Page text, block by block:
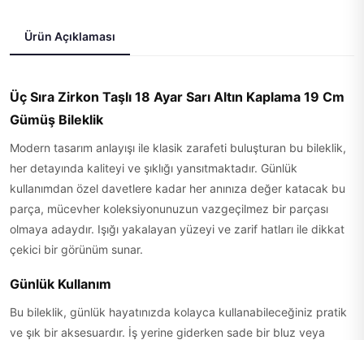
Ürün Açıklaması
Üç Sıra Zirkon Taşlı 18 Ayar Sarı Altın Kaplama 19 Cm
Gümüş Bileklik
Modern tasarım anlayışı ile klasik zarafeti buluşturan bu bileklik,
her detayında kaliteyi ve şıklığı yansıtmaktadır. Günlük
kullanımdan özel davetlere kadar her anınıza değer katacak bu
parça, mücevher koleksiyonunuzun vazgeçilmez bir parçası
olmaya adaydır. Işığı yakalayan yüzeyi ve zarif hatları ile dikkat
çekici bir görünüm sunar.
Günlük Kullanım
Bu bileklik, günlük hayatınızda kolayca kullanabileceğiniz pratik
ve şık bir aksesuardır. İş yerine giderken sade bir bluz veya